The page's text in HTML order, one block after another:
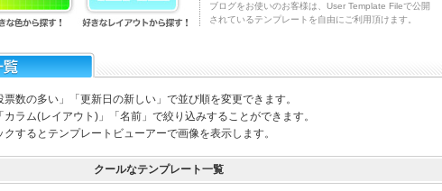
ブログをお使いのお客様は、User Template Fileで公開
されているテンプレートを自由にご利用頂けます。
票数の多い」「更新日の新しい」で並び順を変更できます。
カラム(レイアウト)」「名前」で絞り込みすることができます。
クするとテンプレートビューアーで画像を表示します。
クールなテンプレート一覧